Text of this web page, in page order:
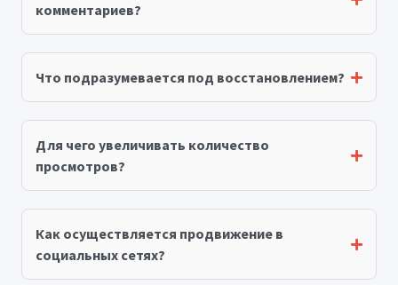
комментариев?
Что подразумевается под восстановлением?
Для чего увеличивать количество
просмотров?
Как осуществляется продвижение в
социальных сетях?